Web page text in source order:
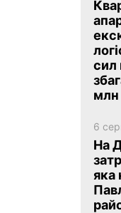
en
сил
млн
6
На
яка